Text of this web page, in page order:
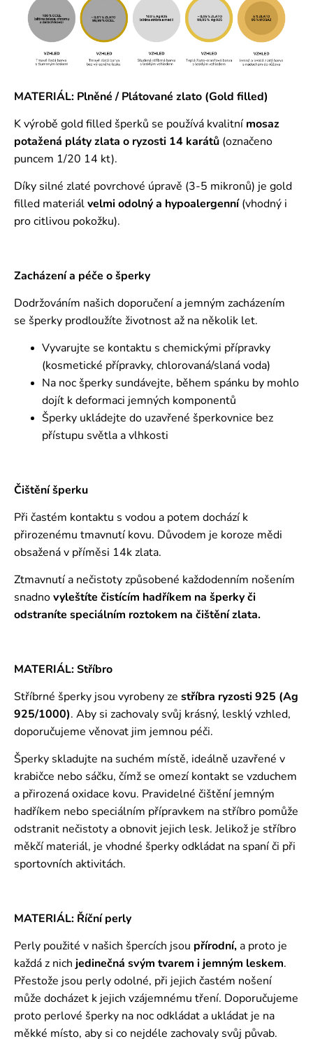
MATERIÁL: Plněné / Plátované zlato (Gold filled)
K výrobě gold filled šperků se používá kvalitní mosaz
potažená pláty zlata o ryzosti 14 karátů (označeno
puncem 1/20 14 kt).
Díky silné zlaté povrchové úpravě (3-5 mikronů) je gold
filled materiálvelmi odolný a hypoalergenní(vhodný i
pro citlivou pokožku).
Zacházení a péče o šperky
Dodržováním našich doporučení a jemným zacházením
se šperky prodloužíte životnost až na několik let.
Vyvarujte se kontaktu s chemickými přípravky
(kosmetické přípravky, chlorovaná/slaná voda)
Na noc šperky sundávejte, během spánku by mohlo
dojít k deformaci jemných komponentů
Šperky ukládejte do uzavřené šperkovnice bez
přístupu světla a vlhkosti
Čištění šperku
Při častém kontaktu s vodou a potem dochází k
přirozenému tmavnutí kovu. Důvodem je koroze mědi
obsažená v příměsi 14k zlata.
Ztmavnutí a nečistoty způsobené každodenním nošením
snadnovyleštíte čistícím hadříkem na šperky či
odstraníte speciálním roztokem na čištění zlata.
MATERIÁL: Stříbro
Stříbrné šperky jsou vyrobeny ze stříbra ryzosti 925 (Ag
925/1000). Aby si zachovaly svůj krásný, lesklý vzhled,
doporučujeme věnovat jim jemnou péči.
Šperky skladujte na suchém místě, ideálně uzavřené v
krabičce nebo sáčku, čímž se omezí kontakt se vzduchem
a přirozená oxidace kovu. Pravidelné čištění jemným
hadříkem nebo speciálním přípravkem na stříbro pomůže
odstranit nečistoty a obnovit jejich lesk. Jelikož je stříbro
měkčí materiál, je vhodné šperky odkládat na spaní či při
sportovních aktivitách.
MATERIÁL: Říční perly
Perly použité v našich špercích jsou přírodní,a proto je
každá z nich jedinečná svým tvarem i jemným leskem.
Přestože jsou perly odolné, při jejich častém nošení
může docházet k jejich vzájemnému tření. Doporučujeme
proto perlové šperky na noc odkládat a ukládat je na
měkké místo, aby si co nejdéle zachovaly svůj půvab.